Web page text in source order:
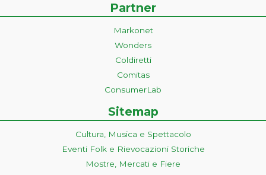
Partner
Markonet
Wonders
Coldiretti
Comitas
ConsumerLab
Sitemap
Cultura, Musica e Spettacolo
Eventi Folk e Rievocazioni Storiche
Mostre, Mercati e Fiere